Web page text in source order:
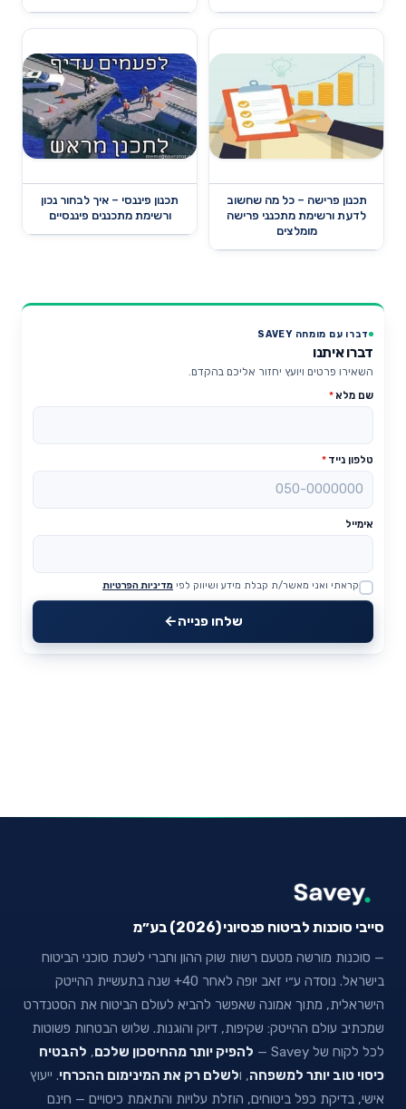
תכנון פרישה – כל מה שחשוב
לדעת ורשימת מתכנני פרישה
מומלצים
תכנון פיננסי – איך לבחור נכון
ורשימת מתכננים פיננסיים
דברו עם מומחה SAVEY
דברו איתנו
השאירו פרטים ויועץ יחזור אליכם בהקדם.
שם מלא*
טלפון נייד *
אימייל
Website
קראתי ואני מאשר/ת קבלת מידע ושיווק לפי מדיניות הפרטיות
שלחו פנייה
סייבי סוכנות לביטוח פנסיוני (2026) בע״מ
— סוכנות מורשה מטעם רשות שוק ההון וחברי לשכת סוכני הביטוח
בישראל. נוסדה ע״י זאב יופה לאחר 40+ שנה בתעשיית ההייטק
הישראלית, מתוך אמונה שאפשר להביא לעולם הביטוח את הסטנדרט
שמכתיב עולם ההייטק: שקיפות, דיוק והוגנות. שלוש הבטחות פשוטות
לכל לקוח של Savey —
להפיק יותר מהחיסכון שלכם, להבטיח
כיסוי טוב יותר למשפחה, ולשלם רק את המינימום ההכרחי. ייעוץ
אישי, בדיקת כפל ביטוחים, הוזלת עלויות והתאמת כיסויים — חינם